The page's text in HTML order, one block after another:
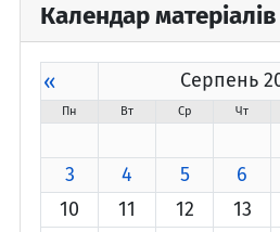
Календар матеріалів
« Серпень
Пн Вт Ср Чт
3
4 5 6
10
11 12 13